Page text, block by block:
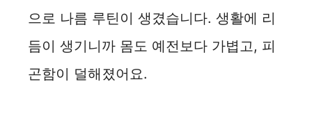
으로 나름 루틴이 생겼습니다. 생활에 리
듬이 생기니까 몸도 예전보다 가볍고, 피
곤함이 덜해졌어요.